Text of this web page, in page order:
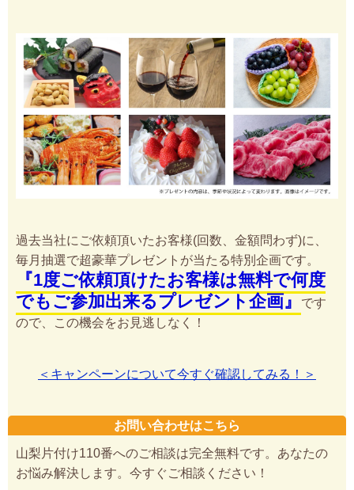
過去当社にご依頼頂いたお客様(回数、金額問わず)に、
毎月抽選で超豪華プレゼントが当たる特別企画です。
『1度ご依頼頂けたお客様は無料で何度
でもご参加出来るプレゼント企画』
です
ので、この機会をお見逃しなく！
＜キャンペーンについて今すぐ確認してみる！＞
お問い合わせはこちら
山梨片付け110番へのご相談は完全無料です。あなたの
お悩み解決します。今すぐご相談ください！